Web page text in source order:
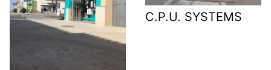
C.P.U. SYSTEMS